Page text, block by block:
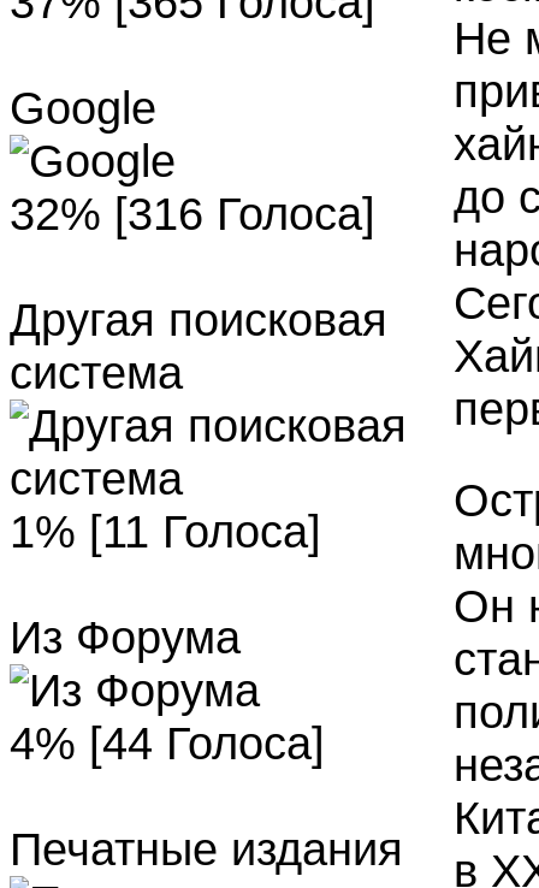
Google
32% [316 Голоса]
Другая поисковая
система
1% [11 Голоса]
Из Форума
4% [44 Голоса]
Печатные издания
Не
до
Он
в